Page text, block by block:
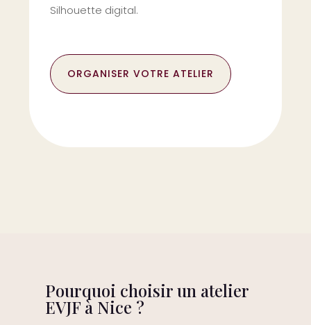
Silhouette digital.
ORGANISER VOTRE ATELIER
Pourquoi choisir un atelier
EVJF à Nice ?